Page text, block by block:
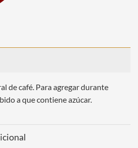
de café. Para agregar durante
a que contiene azúcar.